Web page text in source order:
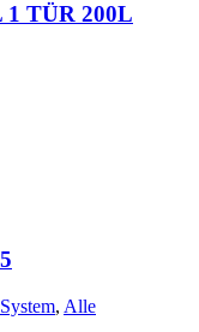
TÜR 200L
, Alle